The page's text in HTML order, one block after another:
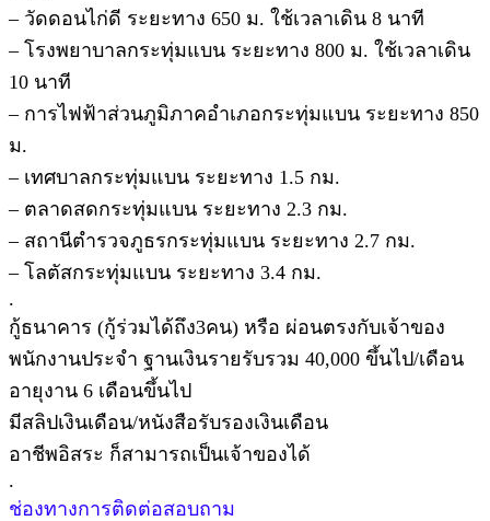
– วัดดอนไก่ดี ระยะทาง 650 ม. ใช้เวลาเดิน 8 นาที
– โรงพยาบาลกระทุ่มแบน ระยะทาง 800 ม. ใช้เวลาเดิน
10 นาที
– การไฟฟ้าส่วนภูมิภาคอำเภอกระทุ่มแบน ระยะทาง 850
ม.
– เทศบาลกระทุ่มแบน ระยะทาง 1.5 กม.
– ตลาดสดกระทุ่มแบน ระยะทาง 2.3 กม.
– สถานีตำรวจภูธรกระทุ่มแบน ระยะทาง 2.7 กม.
– โลตัสกระทุ่มแบน ระยะทาง 3.4 กม.
.
กู้ธนาคาร (กู้ร่วมได้ถึง3คน) หรือ ผ่อนตรงกับเจ้าของ
พนักงานประจำ ฐานเงินรายรับรวม 40,000 ขึ้นไป/เดือน
อายุงาน 6 เดือนขึ้นไป
มีสลิปเงินเดือน/หนังสือรับรองเงินเดือน
อาชีพอิสระ ก็สามารถเป็นเจ้าของได้
.
ช่องทางการติดต่อสอบถาม